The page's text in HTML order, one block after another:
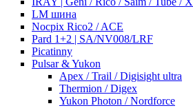
LM шина
Nocpix Rico2 / ACE
Pard 1+2 | SA/NV008/LRF
Picatinny
Pulsar & Yukon
Apex / Trail / Digisight ultra
Thermion / Digex
Yukon Photon / Nordforce